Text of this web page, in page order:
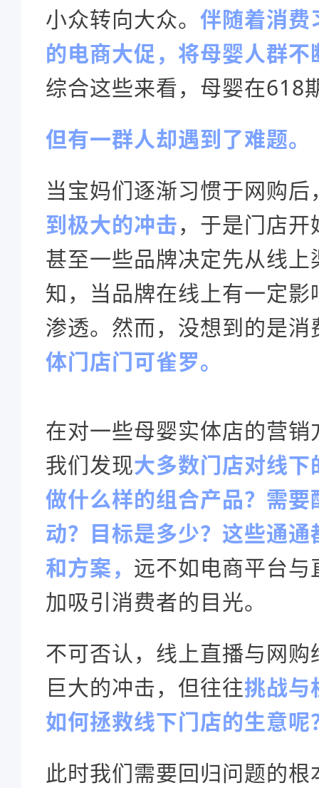
小众转向大众。 伴随着消费
的电商大促，将母婴人群不
综合这些来看，母婴在618
但有一群人却遇到了难题。
当宝妈们逐渐习惯于网购后
到极大的冲击，于是门店
甚至一些品牌决定先从线
知，当品牌在线上有一定
渗透。然而，没想到的是
体门店门可雀罗。
在对一些母婴实体店的营
我们发现大多数门店对线
做什么样的组合产品？需
动？目标是多少？这些通
和方案， 远不如电商平台
加吸引消费者的目光。
不可否认，线上直播与网
巨大的冲击，但往往挑战与
如何拯救线下门店的生意呢
此时我们需要回归问题的